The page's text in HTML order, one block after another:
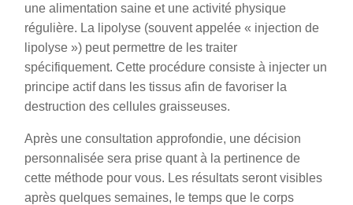
une alimentation saine et une activité physique
régulière. La lipolyse (souvent appelée « injection de
lipolyse ») peut permettre de les traiter
spécifiquement. Cette procédure consiste à injecter un
principe actif dans les tissus afin de favoriser la
destruction des cellules graisseuses.
Après une consultation approfondie, une décision
personnalisée sera prise quant à la pertinence de
cette méthode pour vous. Les résultats seront visibles
après quelques semaines, le temps que le corps